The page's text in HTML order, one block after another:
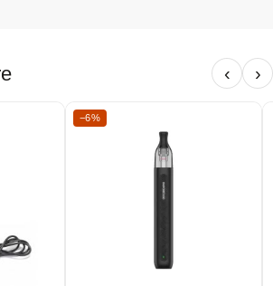
‹ ›
−6%